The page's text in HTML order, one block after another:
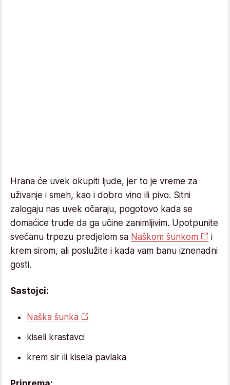
Hrana će uvek okupiti ljude, jer to je vreme za
uživanje i smeh, kao i dobro vino ili pivo. Sitni
zalogaju nas uvek očaraju, pogotovo kada se
domaćice trude da ga učine zanimljivim. Upotpunite
svečanu trpezu predjelom sa Naškom šunkom
i
krem sirom, ali poslužite i kada vam banu iznenadni
gosti.
Sastojci:
Naška šunka
kiseli krastavci
krem sir ili kisela pavlaka